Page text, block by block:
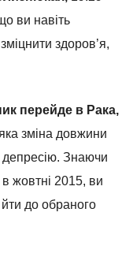
ви навіть
здоров’я,
перейде в Рака,
зміна довжини
депресію. Знаючи
жовтні 2015, ви
до обраного